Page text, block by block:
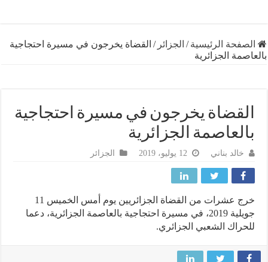
الرئيسية /الجزائر/القضاة يخرجون في مسيرة احتجاجية
الجزائرية
يخرجون في مسيرة احتجاجية
الجزائرية
خالد بناني الجزائر
خرج عشرات من القضاة الجزائريين يوم أمس الخميس 11
جويلية 2019، في مسيرة احتجاجية بالعاصمة الجزائرية، دعما
الشعبي الجزائري.